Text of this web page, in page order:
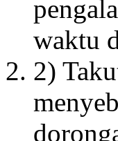
waktu
2)